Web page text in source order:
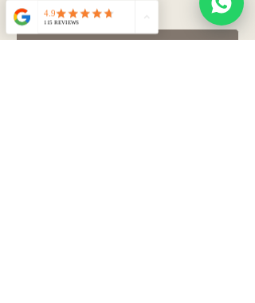
6 cuotas de $829.333
Agregar al carrito